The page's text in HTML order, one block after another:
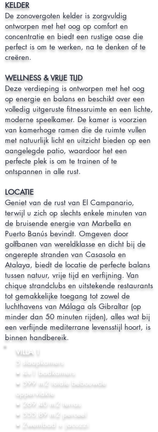
KELDER
De zonovergoten kelder is zorgvuldig
ontworpen met het oog op comfort en
concentratie en biedt een rustige oase die
perfect is om te werken, na te denken of te
creëren.
WELLNESS & VRIJE TIJD
Deze verdieping is ontworpen met het oog
op energie en balans en beschikt over een
volledig uitgeruste fitnessruimte en een lichte,
moderne speelkamer. De kamer is voorzien
van kamerhoge ramen die de ruimte vullen
met natuurlijk licht en uitzicht bieden op een
aangelegde patio, waardoor het een
perfecte plek is om te trainen of te
ontspannen in alle rust.
LOCATIE
Geniet van de rust van El Campanario,
terwijl u zich op slechts enkele minuten van
de bruisende energie van Marbella en
Puerto Banús bevindt. Omgeven door
golfbanen van wereldklasse en dicht bij de
ongerepte stranden van Casasola en
Atalaya, biedt de locatie de perfecte balans
tussen natuur, vrije tijd en verfijning. Van
chique strandclubs en uitstekende restaurants
tot gemakkelijke toegang tot zowel de
luchthavens van Málaga als Gibraltar (op
minder dan 50 minuten rijden), alles wat bij
een verfijnde mediterrane levensstijl hoort, is
binnen handbereik.
VILLA 1
5 slaapkamers
• 4+1 badkamers
• 599 m2 totale bebouwde
oppervlakte
• 269,40 m2 terras
• 555,89 m2 perceel
• Zwembad + jacuzzi